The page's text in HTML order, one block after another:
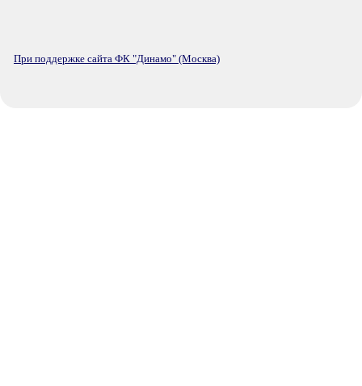
При поддержке сайта ФК "Динамо" (Москва)